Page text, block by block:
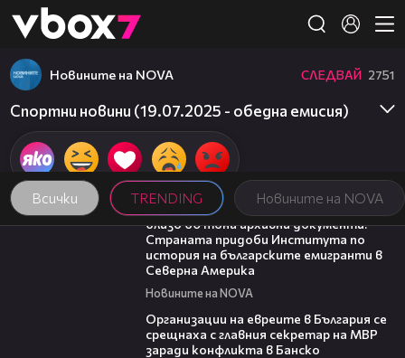
👾
Всички TRENDING Новините на NOVA
Новините на NOVA СЛЕДВАЙ 2751
Спортни новини (19.07.2025 - обедна емисия)
02:59
близо 60 тона архивни документи:
Страната придоби Института по
история на българските емигранти в
Северна Америка
Новините на NOVA
Организации на евреите в България се
срещнаха с главния секретар на МВР
заради конфликта в Банско